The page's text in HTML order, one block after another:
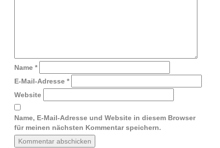
Name *
E-Mail-Adresse *
Website
Name, E-Mail-Adresse und Website in diesem Browser
für meinen nächsten Kommentar speichern.